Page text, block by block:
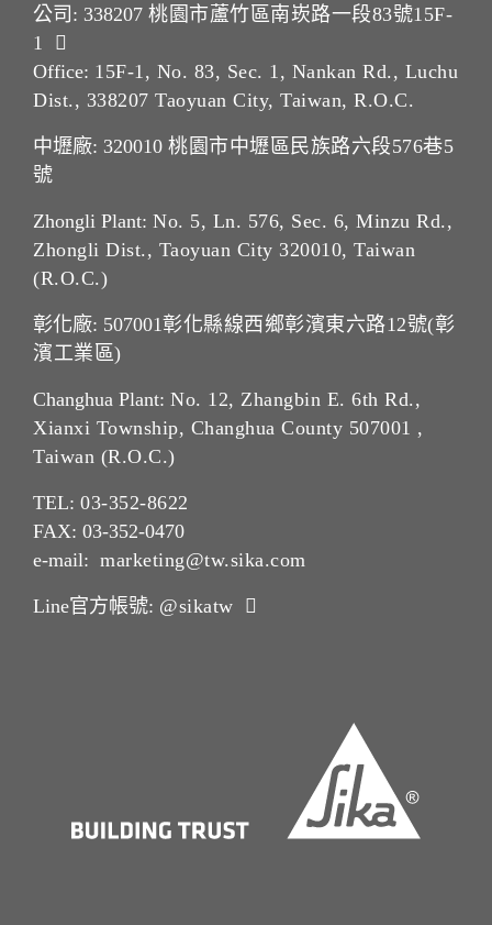
公司: 338207 桃園市蘆竹區南崁路一段83號15F-
1
Office: 15F-1, No. 83, Sec. 1, Nankan Rd., Luchu
Dist., 338207 Taoyuan City, Taiwan, R.O.C.
中壢廠: 320010 桃園市中壢區民族路六段576巷5
號
Zhongli Plant: No. 5, Ln. 576, Sec. 6, Minzu Rd.,
Zhongli Dist., Taoyuan City 320010, Taiwan
(R.O.C.)
彰化廠: 507001彰化縣線西鄉彰濱東六路12號(彰
濱工業區)
Changhua Plant: No. 12, Zhangbin E. 6th Rd.,
Xianxi Township, Changhua County 507001 ,
Taiwan (R.O.C.)
TEL: 03-352-8622
FAX: 03-352-0470
e-mail: marketing@tw.sika.com
Line官方帳號: @sikatw